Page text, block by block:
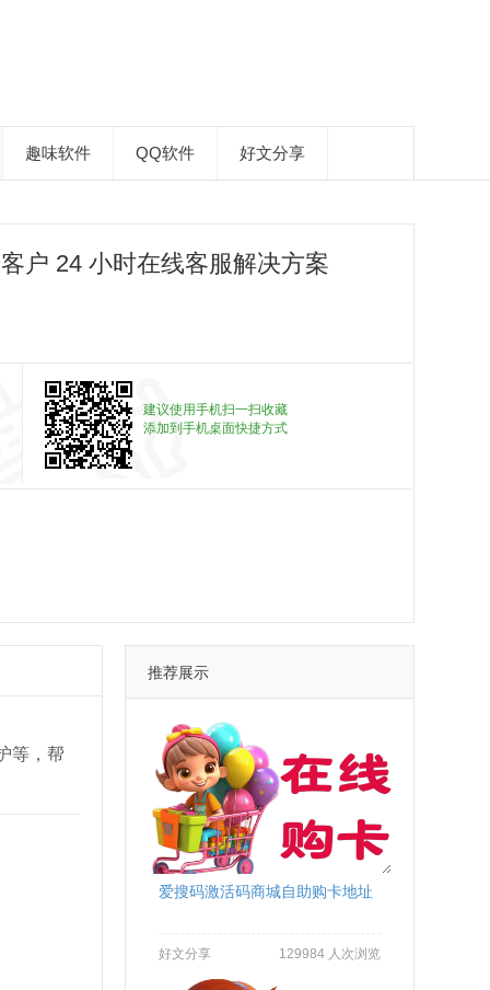
趣味软件 QQ软件 好文分享
户 24 小时在线客服解决方案
建议使用手机扫一扫收藏
添加到手机桌面快捷方式
等，帮
推荐展示
爱搜码激活码商城自助购卡地址
好文分享 129984 人次浏览